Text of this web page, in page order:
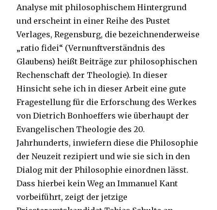
Analyse mit philosophischem Hintergrund
und erscheint in einer Reihe des Pustet
Verlages, Regensburg, die bezeichnenderweise
„ratio fidei“ (Vernunftverständnis des
Glaubens) heißt Beiträge zur philosophischen
Rechenschaft der Theologie). In dieser
Hinsicht sehe ich in dieser Arbeit eine gute
Fragestellung für die Erforschung des Werkes
von Dietrich Bonhoeffers wie überhaupt der
Evangelischen Theologie des 20.
Jahrhunderts, inwiefern diese die Philosophie
der Neuzeit rezipiert und wie sie sich in den
Dialog mit der Philosophie einordnen lässt.
Dass hierbei kein Weg an Immanuel Kant
vorbeiführt, zeigt der jetzige